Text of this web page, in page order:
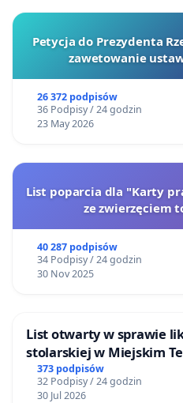
Petycja do Prezydenta
zawetowanie
26 372 podpisów
36 Podpisy / 24 godzin
23 May 2026
List poparcia dla "Karty
ze zwierzęciem
40 287 podpisów
34 Podpisy / 24 godzin
30 Nov 2025
List otwarty w sprawie
stolarskiej w Miejskim
Gdańsku
373 podpisów
32 Podpisy / 24 godzin
30 Jul 2026